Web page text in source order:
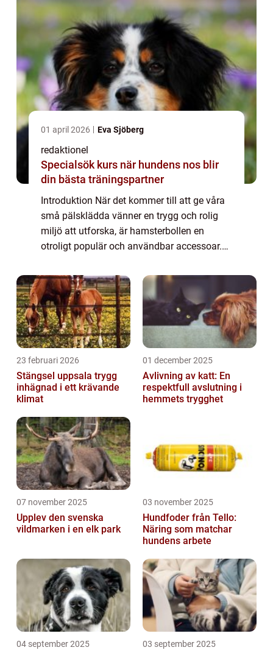
01 april 2026 Eva Sjöberg
redaktionel
Specialsök kurs när hundens nos blir
din bästa träningspartner
Introduktion När det kommer till att ge våra
små pälsklädda vänner en trygg och rolig
miljö att utforska, är hamsterbollen en
otroligt populär och användbar accessoar.
översikt över hamsterbollen, inklusive vad...
23 februari 2026
Stängsel uppsala trygg
inhägnad i ett krävande
klimat
01 december 2025
Avlivning av katt: En
respektfull avslutning i
hemmets trygghet
07 november 2025
Upplev den svenska
vildmarken i en elk park
03 november 2025
Hundfoder från Tello:
Näring som matchar
hundens arbete
04 september 2025 03 september 2025